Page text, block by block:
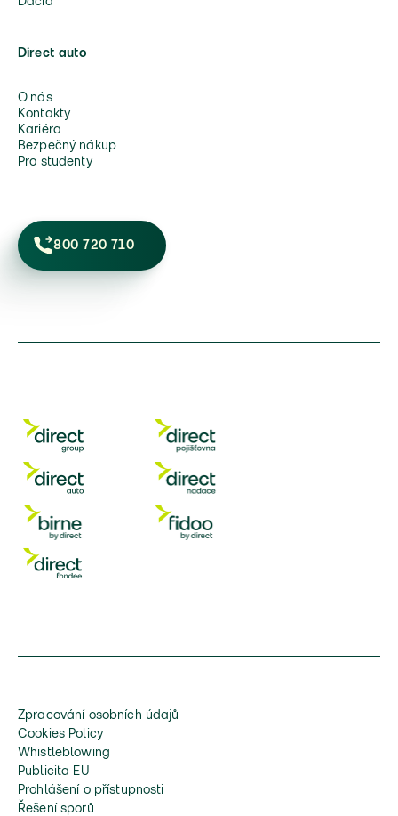
Direct auto
O nás
Kontakty
Kariéra
Bezpečný nákup
Pro studenty
800 720 710
Zpracování osobních údajů
Cookies Policy
Whistleblowing
Publicita EU
Prohlášení o přístupnosti
Řešení sporů